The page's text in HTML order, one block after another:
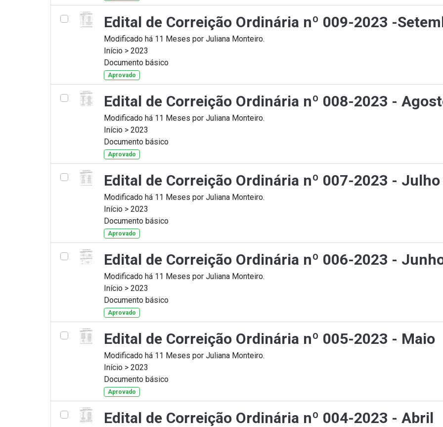
Edital de Correição Ordinária nº 009-2023 -
Modificado há 11 Meses por Juliana Monteiro.
Início > 2023
Documento básico
Aprovado
Edital de Correição Ordinária nº 008-2023 -
Modificado há 11 Meses por Juliana Monteiro.
Início > 2023
Documento básico
Aprovado
Edital de Correição Ordinária nº 007-2023 - Julho
Modificado há 11 Meses por Juliana Monteiro.
Início > 2023
Documento básico
Aprovado
Edital de Correição Ordinária nº 006-2023 -
Modificado há 11 Meses por Juliana Monteiro.
Início > 2023
Documento básico
Aprovado
Edital de Correição Ordinária nº 005-2023 - Maio
Modificado há 11 Meses por Juliana Monteiro.
Início > 2023
Documento básico
Aprovado
Edital de Correição Ordinária nº 004-2023 - Abril